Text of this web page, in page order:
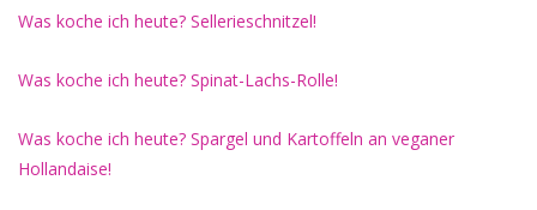
Was koche ich heute? Sellerieschnitzel!
Was koche ich heute? Spinat-Lachs-Rolle!
Was koche ich heute? Spargel und Kartoffeln an veganer
Hollandaise!